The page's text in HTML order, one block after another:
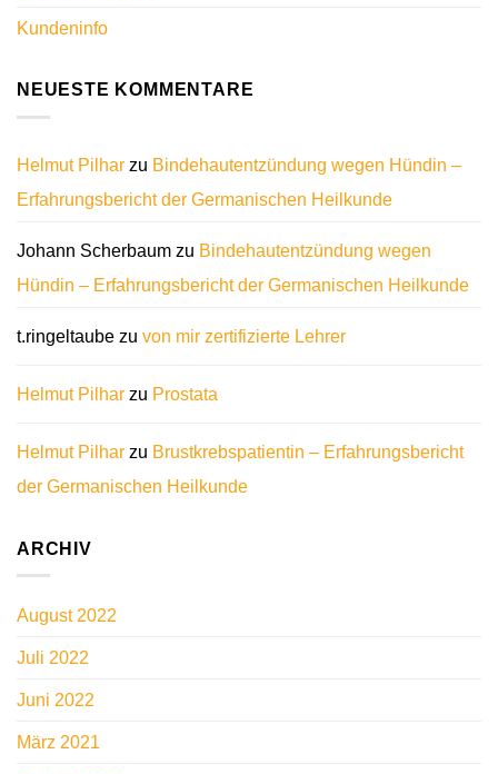
Kundeninfo
NEUESTE KOMMENTARE
Helmut Pilhar zu Bindehautentzündung wegen Hündin –
Erfahrungsbericht der Germanischen Heilkunde
Johann Scherbaum zu Bindehautentzündung wegen
Hündin – Erfahrungsbericht der Germanischen Heilkunde
t.ringeltaube zu von mir zertifizierte Lehrer
Helmut Pilhar zu Prostata
Helmut Pilhar zu Brustkrebspatientin – Erfahrungsbericht
der Germanischen Heilkunde
ARCHIV
August 2022
Juli 2022
Juni 2022
März 2021